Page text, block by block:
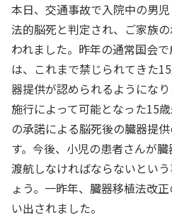
本日、交通事故で入院中の男
法的脳死と判定され、ご家族
われました。昨年の通常国会
は、これまで禁じられてきた
器提供が認められるようにな
施行によって可能となった15
の承諾による脳死後の臓器提
す。今後、小児の患者さんが
渡航しなければならないとい
ょう。一昨年、臓器移植法改
い出されました。